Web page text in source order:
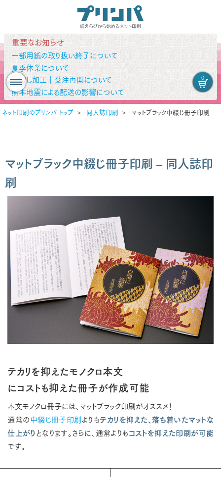
0
重要なお知らせ
一部用紙の取り扱い終了について
夏季休業について
箔押し加工｜受注再開について
熊本地震による配送の影響について
ネット印刷のプリンパ トップ 同人誌印刷 マットブラック中綴じ冊子印刷
マットブラック中綴じ冊子印刷 – 同人誌印
刷
テカリを抑えたモノクロ本文
にコストも抑えた冊子が作成可能
本文モノクロ冊子には、マットブラック印刷がオススメ！
通常の 中綴じ冊子印刷 よりもテカリを抑えた、落ち着いたマットな
仕上がり となります。さらに、通常よりも コストを抑えた印刷が可能
です。